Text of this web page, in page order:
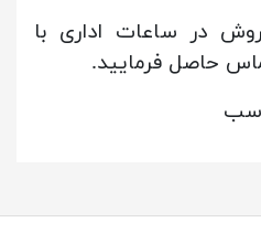
در ساعات اداری با
حاصل فرمایید.